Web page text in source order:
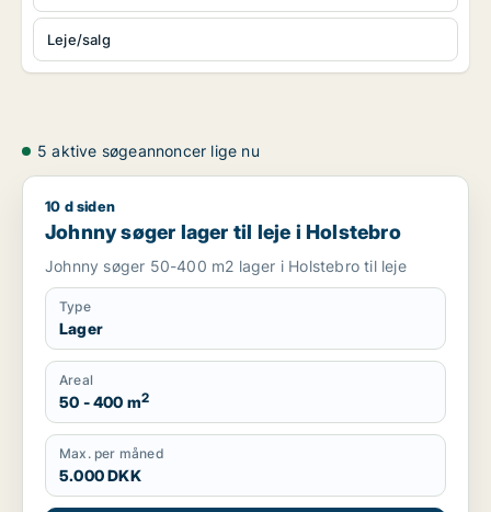
Leje/salg
5 aktive søgeannoncer lige nu
Johnny søger lager til leje i Holstebro
10 d siden
Johnny søger lager til leje i Holstebro
Johnny søger 50-400 m2 lager i Holstebro til leje
Type
Lager
Areal
50 - 400 m2
Max. per måned
5.000 DKK